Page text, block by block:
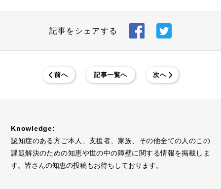
記事をシェアする
前へ 記事一覧へ 次へ
Knowledge:
認知症のある方ご本人、支援者、家族、その他全ての人のこの
課題解決のための知恵や世の中の障壁に関する情報を掲載しま
す。皆さんの知恵の投稿もお待ちしております。